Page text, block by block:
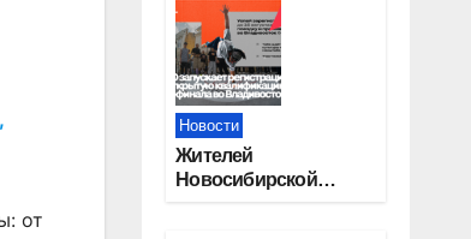
от
увеличение пенсии
после 80 лет
Новости
Жителей
Новосибирской